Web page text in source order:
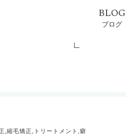
BLOG
ブログ
,縮毛矯正,トリートメント,癖